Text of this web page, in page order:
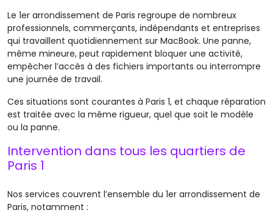
Le 1er arrondissement de Paris regroupe de nombreux
professionnels, commerçants, indépendants et entreprises
qui travaillent quotidiennement sur MacBook. Une panne,
même mineure, peut rapidement bloquer une activité,
empêcher l’accès à des fichiers importants ou interrompre
une journée de travail.
Ces situations sont courantes à Paris 1, et chaque réparation
est traitée avec la même rigueur, quel que soit le modèle
ou la panne.
Intervention dans tous les quartiers de
Paris 1
Nos services couvrent l’ensemble du 1er arrondissement de
Paris, notamment :